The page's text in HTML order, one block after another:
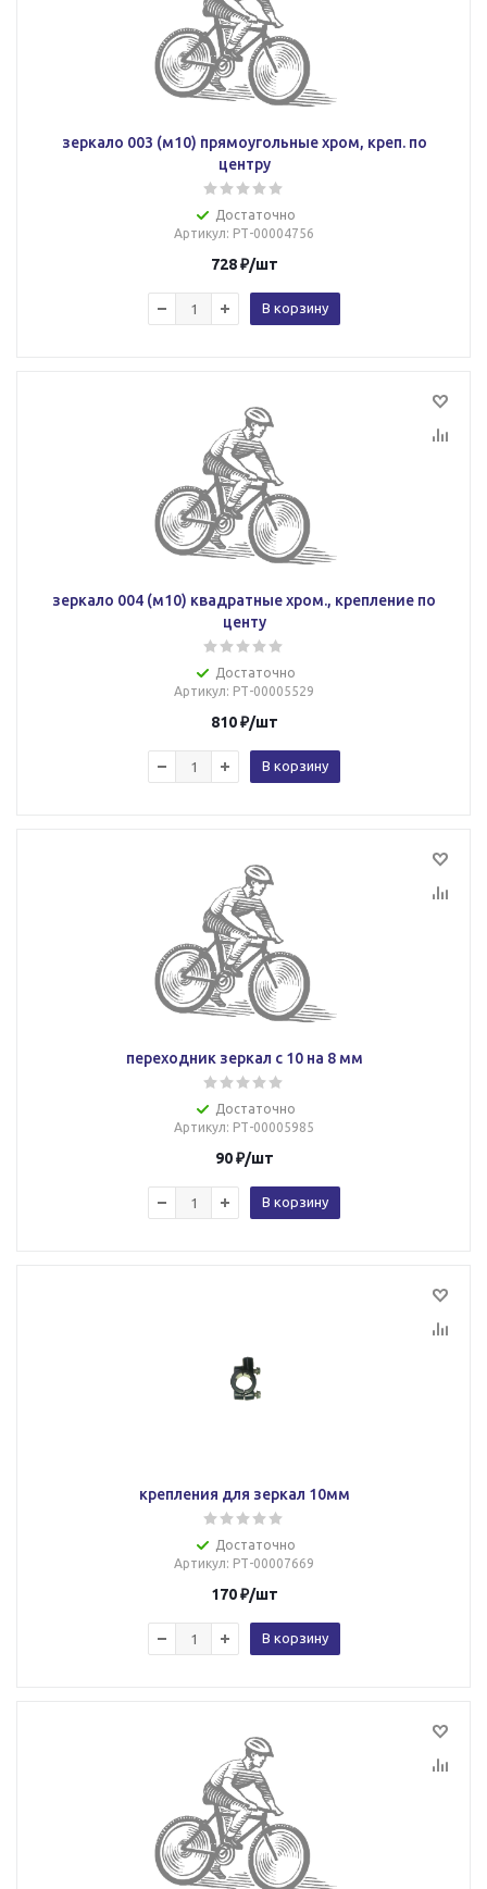
зеркало 003 (м10) прямоугольные хром, креп. по
центру
Достаточно
Артикул: РТ-00004756
728₽/шт
В корзину
зеркало 004 (м10) квадратные хром., крепление по
центу
Достаточно
Артикул: РТ-00005529
810₽/шт
В корзину
переходник зеркал с 10 на 8 мм
Достаточно
Артикул: РТ-00005985
90₽/шт
В корзину
крепления для зеркал 10мм
Достаточно
Артикул: РТ-00007669
170₽/шт
В корзину